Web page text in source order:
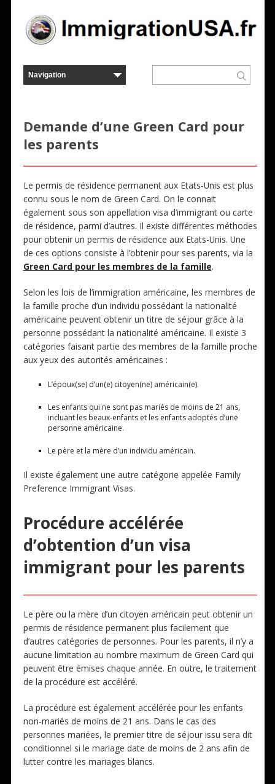
Demande d’une Green Card pour
les parents
Le permis de résidence permanent aux Etats-Unis est plus
connu sous le nom de Green Card. On le connait
également sous son appellation visa d’immigrant ou carte
de résidence, parmi d’autres. Il existe différentes méthodes
pour obtenir un permis de résidence aux Etats-Unis. Une
de ces options consiste à l’obtenir pour ses parents, via la
Green Card pour les membres de la famille.
Selon les lois de l’immigration américaine, les membres de
la famille proche d’un individu possédant la nationalité
américaine peuvent obtenir un titre de séjour grâce à la
personne possédant la nationalité américaine. Il existe 3
catégories faisant partie des membres de la famille proche
aux yeux des autorités américaines :
L’époux(se) d’un(e) citoyen(ne) américain(e).
Les enfants qui ne sont pas mariés de moins de 21 ans,
incluant les beaux-enfants et les enfants adoptés d’une
personne américaine.
Le père et la mère d’un individu américain.
Il existe également une autre catégorie appelée Family
Preference Immigrant Visas.
Procédure accélérée
d’obtention d’un visa
immigrant pour les parents
Le père ou la mère d’un citoyen américain peut obtenir un
permis de résidence permanent plus facilement que
d’autres catégories de personnes. Pour les parents, il n’y a
aucune limitation au nombre maximum de Green Card qui
peuvent être émises chaque année. En outre, le traitement
de la procédure est accéléré.
La procédure est également accélérée pour les enfants
non-mariés de moins de 21 ans. Dans le cas des
personnes mariées, le premier titre de séjour issu sera dit
conditionnel si le mariage date de moins de 2 ans afin de
lutter contre les mariages blancs.